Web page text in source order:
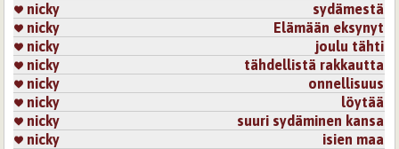
nicky
sydämestä
nicky
Elämään eksynyt
nicky
joulu tähti
nicky
tähdellistä rakkautta
nicky
onnellisuus
nicky
löytää
nicky
suuri sydäminen kansa
nicky
isien maa